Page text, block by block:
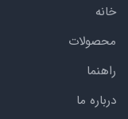
خانه
محصولات
راهنما
درباره ما